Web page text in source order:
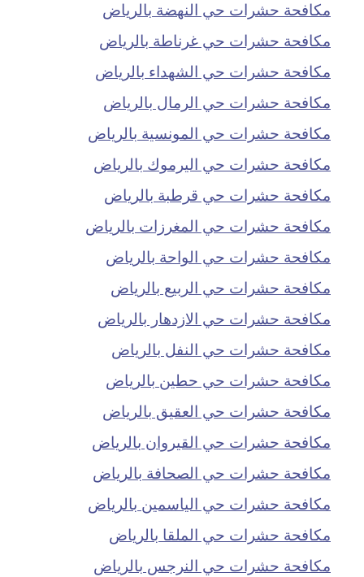
مكافحة حشرات حي النهضة بالرياض
مكافحة حشرات حي غرناطة بالرياض
مكافحة حشرات حي الشهداء بالرياض
مكافحة حشرات حي الرمال بالرياض
مكافحة حشرات حي المونسية بالرياض
مكافحة حشرات حي اليرموك بالرياض
مكافحة حشرات حي قرطبة بالرياض
مكافحة حشرات حي المغرزات بالرياض
مكافحة حشرات حي الواحة بالرياض
مكافحة حشرات حي الربيع بالرياض
مكافحة حشرات حي الازدهار بالرياض
مكافحة حشرات حي النفل بالرياض
مكافحة حشرات حي حطين بالرياض
مكافحة حشرات حي العقيق بالرياض
مكافحة حشرات حي القيروان بالرياض
مكافحة حشرات حي الصحافة بالرياض
مكافحة حشرات حي الياسمين بالرياض
مكافحة حشرات حي الملقا بالرياض
مكافحة حشرات حي النرجس بالرياض